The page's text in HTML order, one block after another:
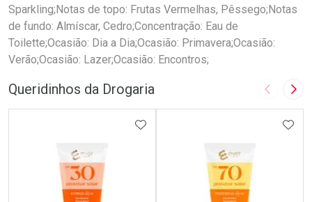
Sparkling;Notas de topo: Frutas Vermelhas, Pêssego;Notas
de fundo: Almíscar, Cedro;Concentração: Eau de
Toilette;Ocasião: Dia a Dia;Ocasião: Primavera;Ocasião:
Verão;Ocasião: Lazer;Ocasião: Encontros;
Queridinhos da Drogaria Imagem
ADICIONAR AOS FAVORITOS